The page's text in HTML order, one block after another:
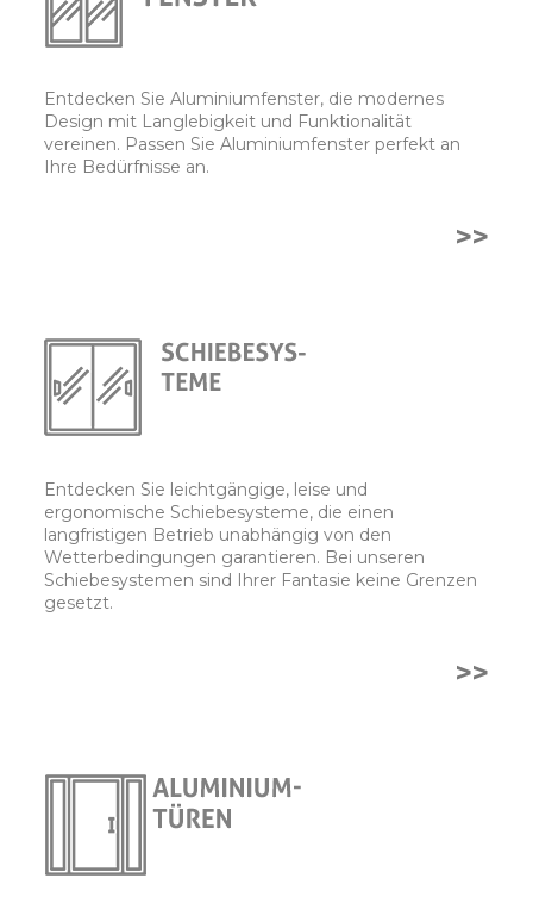
Entdecken Sie Aluminiumfenster, die modernes
Design mit Langlebigkeit und Funktionalität
vereinen. Passen Sie Aluminiumfenster perfekt an
Ihre Bedürfnisse an.
>>
Entdecken Sie leichtgängige, leise und
ergonomische Schiebesysteme, die einen
langfristigen Betrieb unabhängig von den
Wetterbedingungen garantieren. Bei unseren
Schiebesystemen sind Ihrer Fantasie keine Grenzen
gesetzt.
>>